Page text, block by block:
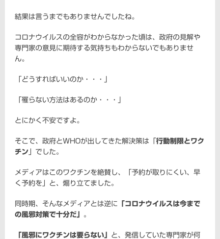
結果は言うまでもありませんでしたね。
コロナウイルスの全容がわからなかった頃は、政府の見解や
専門家の意見に期待する気持ちもわからないでもありませ
ん。
「どうすればいいのか・・・」
「罹らない方法はあるのか・・・」
とにかく不安ですよ。
そこで、政府とWHOが出してきた解決策は「 行動制限とワク
チン 」でした。
メディアはこのワクチンを絶賛し、「予約が取りにくい、早
く予約を」と、煽り立てました。
同時期、そんなメディアとは逆に 「コロナウイルスは今まで
の風邪対策で十分だ」 。
「風邪にワクチンは要らない」 と、発信していた専門家が何